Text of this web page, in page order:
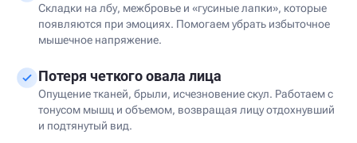
Складки на лбу, межбровье и «гусиные лапки», которые
появляются при эмоциях. Помогаем убрать избыточное
мышечное напряжение.
Потеря четкого овала лица
Опущение тканей, брыли, исчезновение скул. Работаем с
тонусом мышц и объемом, возвращая лицу отдохнувший
и подтянутый вид.